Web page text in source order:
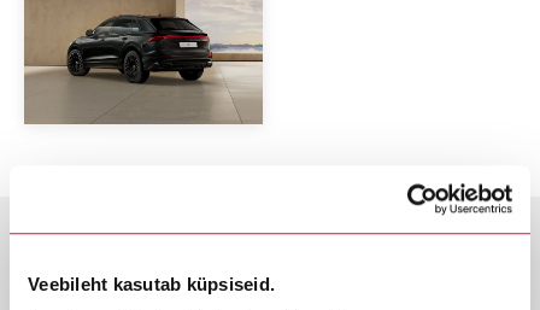
Veebileht kasutab küpsiseid.